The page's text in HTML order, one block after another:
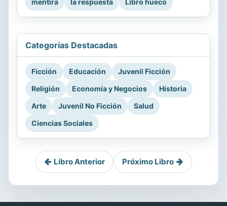
Categorías Destacadas
Ficción Educación
Juvenil Ficción
Religión
Economía y Negocios
Historia
Arte
Juvenil No Ficción
Salud
Ciencias Sociales
Libro Anterior Próximo Libro